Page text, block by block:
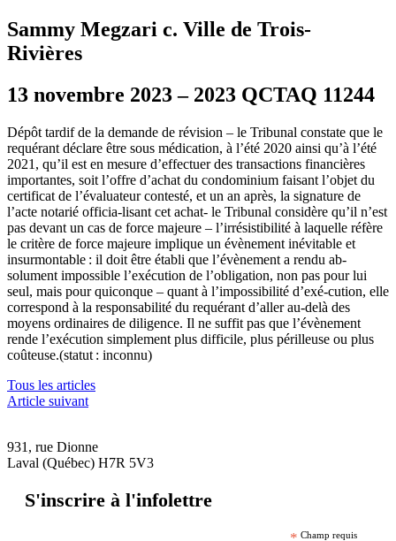
Sammy Megzari c. Ville de Trois-
Rivières
13 novembre 2023 – 2023 QCTAQ 11244
Dépôt tardif de la demande de révision – le Tribunal constate que le
requérant déclare être sous médication, à l’été 2020 ainsi qu’à l’été
2021, qu’il est en mesure d’effectuer des transactions financières
importantes, soit l’offre d’achat du condominium faisant l’objet du
certificat de l’évaluateur contesté, et un an après, la signature de
l’acte notarié officia-lisant cet achat- le Tribunal considère qu’il n’est
pas devant un cas de force majeure – l’irrésistibilité à laquelle réfère
le critère de force majeure implique un évènement inévitable et
insurmontable : il doit être établi que l’évènement a rendu ab-
solument impossible l’exécution de l’obligation, non pas pour lui
seul, mais pour quiconque – quant à l’impossibilité d’exé-cution, elle
correspond à la responsabilité du requérant d’aller au-delà des
moyens ordinaires de diligence. Il ne suffit pas que l’évènement
rende l’exécution simplement plus difficile, plus périlleuse ou plus
coûteuse.(statut : inconnu)
Tous les articles
Article suivant
931, rue Dionne
Laval (Québec) H7R 5V3
S'inscrire à l'infolettre
Champ requis